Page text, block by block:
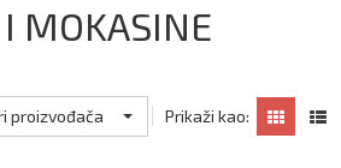
MOKASINE
proizvođača Prikaži kao: